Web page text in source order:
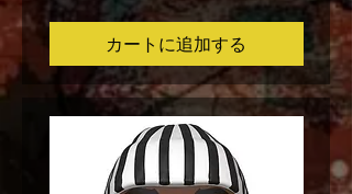
カートに追加する